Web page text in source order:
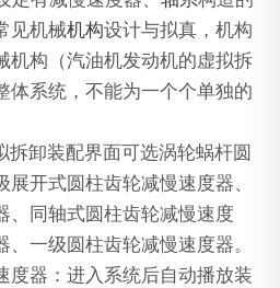
见机械机构设计与拟真，机构
机构（汽油机发动机的虚拟拆
体系统，不能为一个个单独的
拆卸装配界面可选涡轮蜗杆圆
开式圆柱齿轮减慢速度器、
、同轴式圆柱齿轮减慢速度
一级圆柱齿轮减慢速度器。
度器：进入系统后自动播放装